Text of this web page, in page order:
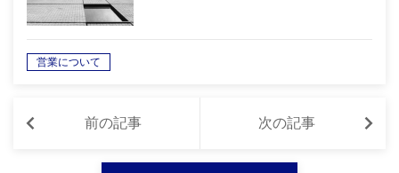
営業について
前の記事 次の記事